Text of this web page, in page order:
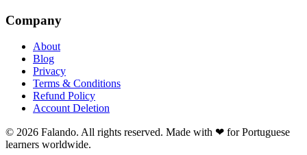
Company
About
Blog
Privacy
Terms & Conditions
Refund Policy
Account Deletion
© 2026 Falando. All rights reserved. Made with ❤ for Portuguese
learners worldwide.